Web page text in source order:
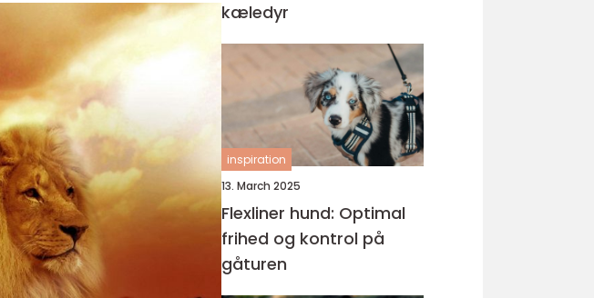
kæledyr
inspiration
13. March 2025
Flexliner hund: Optimal
frihed og kontrol på
gåturen